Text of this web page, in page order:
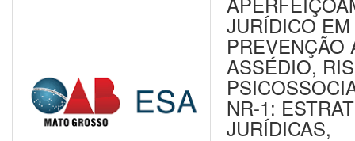
JURÍDICO EM
PREVENÇÃO
ASSÉDIO,
NR-1:
JURÍDICAS,